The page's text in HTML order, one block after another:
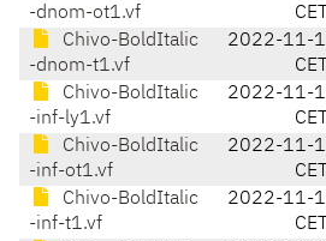
-dnom-ot1.vf
CET
Chivo-BoldItalic
-dnom-t1.vf
2022-11-
CET
Chivo-BoldItalic
-inf-ly1.vf
2022-11-
CET
Chivo-BoldItalic
-inf-ot1.vf
2022-11-
CET
Chivo-BoldItalic
-inf-t1.vf
2022-11-
CET